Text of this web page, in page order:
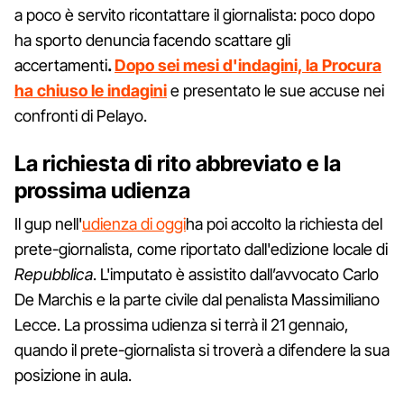
a poco è servito ricontattare il giornalista: poco dopo
ha sporto denuncia facendo scattare gli
accertamenti.Dopo sei mesi d'indagini, la Procura
ha chiuso le indaginie presentato le sue accuse nei
confronti di Pelayo.
La richiesta di rito abbreviato e la
prossima udienza
Il gup nell'udienza di oggiha poi accolto la richiesta del
prete-giornalista, come riportato dall'edizione locale di
Repubblica. L'imputato è assistito dall’avvocato Carlo
De Marchis e la parte civile dal penalista Massimiliano
Lecce. La prossima udienza si terrà il 21 gennaio,
quando il prete-giornalista si troverà a difendere la sua
posizione in aula.